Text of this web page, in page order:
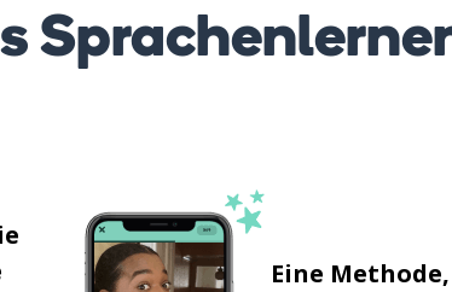
Eine Methode,